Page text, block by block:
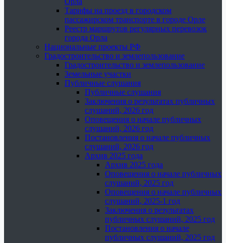
Тарифы на проезд в городском
пассажирском транспорте в городе Орле
Реестр маршрутов регулярных перевозок
города Орла
Национальные проекты РФ
Градостроительство и землепользование
Градостроительство и землепользование
Земельные участки
Публичные слушания
Публичные слушания
Заключения о результатах публичных
слушаний, 2026 год
Оповещения о начале публичных
слушаний, 2026 год
Постановления о начале публичных
слушаний, 2026 год
Архив 2025 года
Архив 2025 года
Оповещения о начале публичных
слушаний, 2025 год
Оповещения о начале публичных
слушаний, 2025-1 год
Заключения о результатах
публичных слушаний, 2025 год
Постановления о начале
публичных слушаний, 2025 год